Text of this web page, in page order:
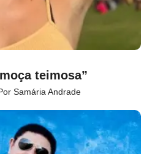
teimosa”
Samária Andrade